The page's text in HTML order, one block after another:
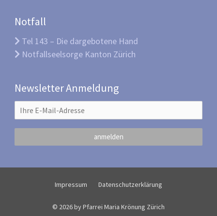
Notfall
Tel 143 – Die dargebotene Hand
Notfallseelsorge Kanton Zürich
Newsletter Anmeldung
Impressum Datenschutzerklärung
© 2026 by Pfarrei Maria Krönung Zürich